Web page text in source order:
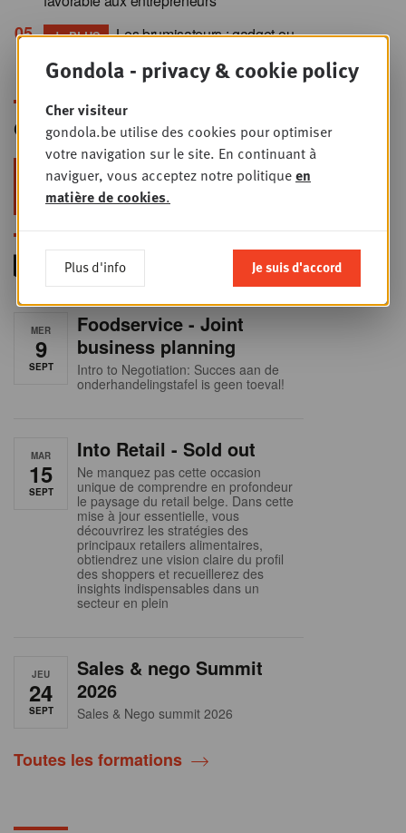
+ PLUS
Les brumisateurs : gadget ou
levier de rentabilité ?
Gondola Newsletter
Restez au top dans le retail & le
foodservice !
MER
9
SEPT
Foodservice - Joint
business planning
Intro to Negotiation: Succes aan de
onderhandelingstafel is geen toeval!
MAR
15
SEPT
Into Retail - Sold out
Ne manquez pas cette occasion
unique de comprendre en profondeur
le paysage du retail belge. Dans cette
mise à jour essentielle, vous
découvrirez les stratégies des
principaux retailers alimentaires,
obtiendrez une vision claire du profil
des shoppers et recueillerez des
insights indispensables dans un
secteur en plein
JEU
24
SEPT
Sales & nego Summit
2026
Sales & Nego summit 2026
Toutes les formations
Gondola - privacy & cookie policy
Cher visiteur
gondola.be utilise des cookies pour optimiser
votre navigation sur le site. En continuant à
naviguer, vous acceptez notre politiqueen
matière de cookies.
Plus d'info Je suis d'accord